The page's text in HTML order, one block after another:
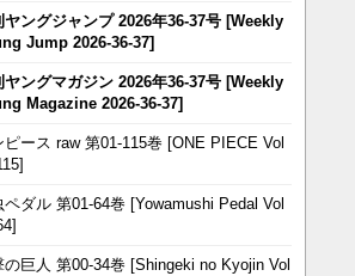
ヤングジャンプ 2026年36-37号 [Weekly
Jump 2026-36-37]
ヤングマガジン 2026年36-37号 [Weekly
Magazine 2026-36-37]
ピース raw 第01-115巻 [ONE PIECE Vol
ペダル 第01-64巻 [Yowamushi Pedal Vol
の巨人 第00-34巻 [Shingeki no Kyojin Vol